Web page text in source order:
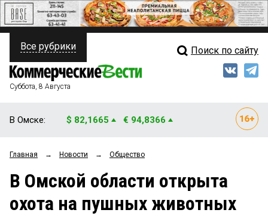
ПОЛИТИКА
ФИНАНСЫ
ОБЩЕСТВО
ЗАКОН
НОВОСТИ КОМПАНИЙ
Свежий выпуск
Рейтинги
Блоги
Все рубрики Поиск по сайту
Суббота, 8 Августа
В Омске: $ 82,1665 € 94,8366
Главная → Новости → Общество
В Омской области открыта
охота на пушных животных